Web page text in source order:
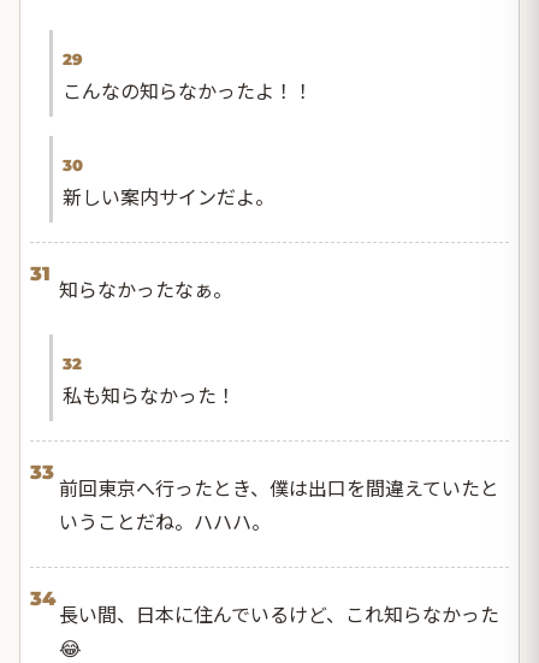
29
こんなの知らなかったよ！！
30
新しい案内サインだよ。
31
知らなかったなぁ。
32
私も知らなかった！
33
前回東京へ行ったとき、僕は出口を間違えていたと
いうことだね。ハハハ。
34
長い間、日本に住んでいるけど、これ知らなかった
😂